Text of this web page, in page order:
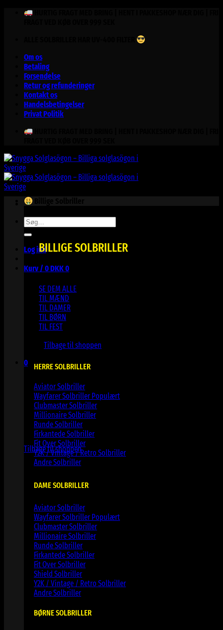
Fortsæt
Om os
Betaling
Forsendelse
Retur og refunderinger
Kontakt os
Handelsbetingelser
Privat Politik
Søg
efter:
Log ind
Kurv / 0DKK0
Ingen varer i kurven.
Tilbage til shoppen
0
Kurv
Ingen varer i kurven.
Tilbage til shoppen
BILLIGE SOLBRILLER
SE DEM ALLE
TIL MÆND
TIL DAMER
TIL BØRN
TIL FEST
HERRE SOLBRILLER
Aviator Solbriller
Wayfarer Solbriller
Clubmaster Solbriller
Millionaire Solbriller
Runde Solbriller
Firkantede Solbriller
Fit Over Solbriller
Y2K / Vintage / Retro Solbriller
Andre Solbriller
DAME SOLBRILLER
Aviator Solbriller
Wayfarer Solbriller
Clubmaster Solbriller
Millionaire Solbriller
Runde Solbriller
Firkantede Solbriller
Fit Over Solbriller
Shield Solbriller
Y2K / Vintage / Retro Solbriller
Andre Solbriller
BØRNE SOLBRILLER